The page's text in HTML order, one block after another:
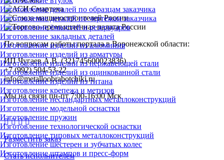
Изготовление деталей по образцам заказчика
Изготовление деталей по чертежам заказчика
Изготовление ёмкостей и резервуаров
Изготовление закладных деталей
Изготовление изделий из алюминия
Изготовление изделий из арматуры
Изготовление изделий из нержавеющей стали
Изготовление изделий из оцинкованной стали
Изготовление изделий из титана
Изготовление крепежа и метизов
Изготовление нестандартных металлоконструкций
Изготовление модельной оснастки
Изготовление пружин
Изготовление технологической оснастки
Изготовление типовых металлоконструкций
Изготовление шестерен и зубчатых колес
Изготовление штампов и пресс-форм
По вопросам работы портала в Воронежской области:
ИП Чугаев А.В. (321745600023836)
+7 (992) 504-53-22
info@metalloobrabotchiki.ru
Мы на связи пн-пт 7:00-16:00 Мск
Разместить заказ
Стать исполнителем